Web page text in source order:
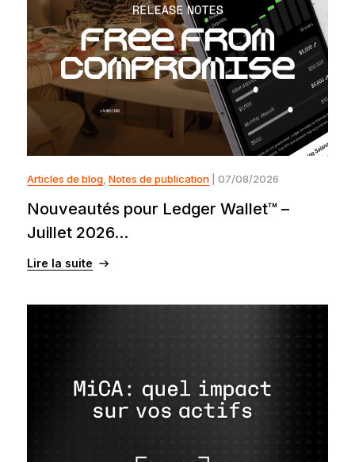
Articles de blog,Notes de publication | 07/08/2026
Nouveautés pour Ledger Wallet™ –
Juillet 2026...
Lire la suite